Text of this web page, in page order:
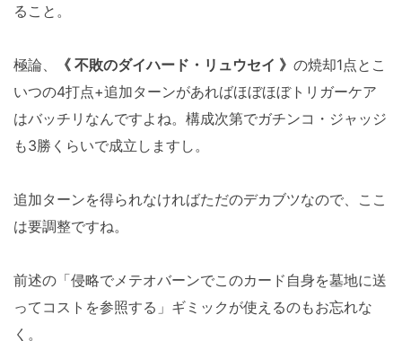
ること。
極論、 《 不敗のダイハード・リュウセイ 》 の焼却1点とこ
いつの4打点+追加ターンがあればほぼほぼトリガーケア
はバッチリなんですよね。構成次第でガチンコ・ジャッジ
も3勝くらいで成立しますし。
追加ターンを得られなければただのデカブツなので、ここ
は要調整ですね。
前述の「侵略でメテオバーンでこのカード自身を墓地に送
ってコストを参照する」ギミックが使えるのもお忘れな
く。